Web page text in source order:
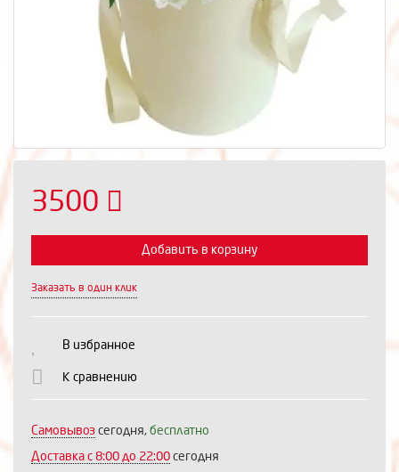
3500
Выберите количество:
Продолжить Отмена
Добавить в корзину
Заказать в один клик
В избранное
К сравнению
Самовывоз сегодня, бесплатно
Доставка c 8:00 до 22:00 сегодня